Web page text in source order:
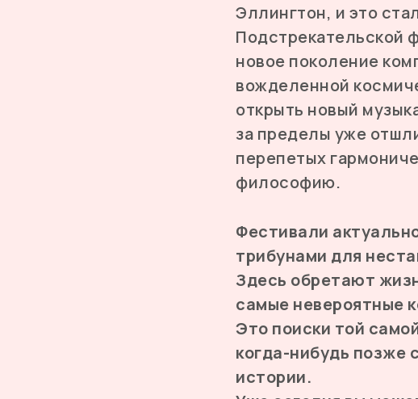
Эллингтон, и это
Подстрекательской
новое поколение
вожделенной
открыть новый
за пределы уже
перепетых
философию.
Фестивали
трибунами для
Здесь обретают
самые невероятные
Это поиски той
когда-нибудь позже
истории.